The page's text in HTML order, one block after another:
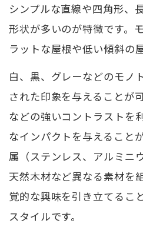
シンプルな直線や四角形、
形状が多いのが特徴です。
ラットな屋根や低い傾斜の
白、黒、グレーなどのモノ
された印象を与えることが
などの強いコントラストを
なインパクトを与えること
属（ステンレス、アルミニ
天然木材など異なる素材を
覚的な興味を引き立てるこ
スタイルです。